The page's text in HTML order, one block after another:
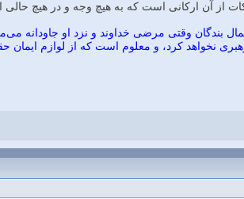
از آن اركانى است كه به هيچ وجه و در هيچ
وقتى مرضى خداوند و نزد او جاودانه
نخواهد كرد، و معلوم است كه از لوازم ايمان